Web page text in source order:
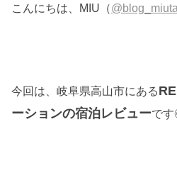
こんにちは、MIU（
今回は、岐阜県高山市にある
ーションの宿泊レビューで